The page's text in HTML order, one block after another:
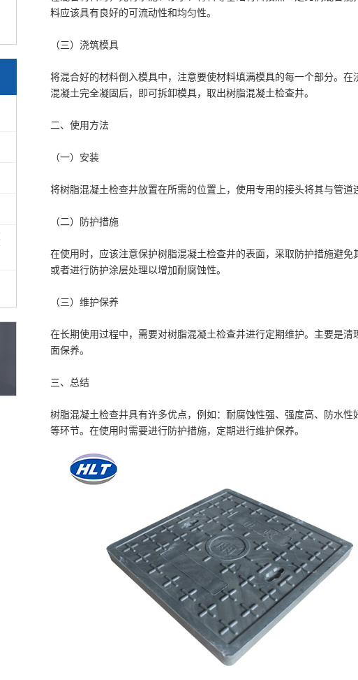
料应该具有良好的可流动性和均匀性。
（三）浇筑模具
将混合好的材料倒入模具中，注意要使材料填满模具的每一个部分。
混凝土完全凝固后，即可拆卸模具，取出树脂混凝土检查井。
二、使用方法
（一）安装
将树脂混凝土检查井放置在所需的位置上，使用专用的接头将其与管
（二）防护措施
在使用时，应该注意保护树脂混凝土检查井的表面，采取防护措施避
或者进行防护涂层处理以增加耐腐蚀性。
（三）维护保养
在长期使用过程中，需要对树脂混凝土检查井进行定期维护。主要是
面保养。
三、总结
树脂混凝土检查井具有许多优点，例如：耐腐蚀性强、强度高、防水
等环节。在使用时需要进行防护措施，定期进行维护保养。